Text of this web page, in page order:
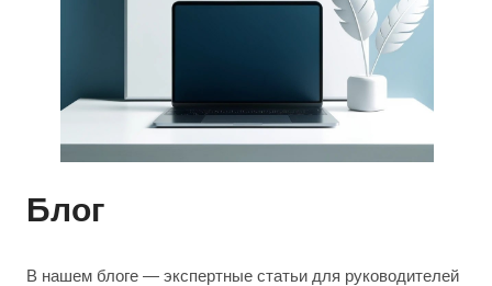
Блог
В нашем блоге — экспертные статьи для руководителей